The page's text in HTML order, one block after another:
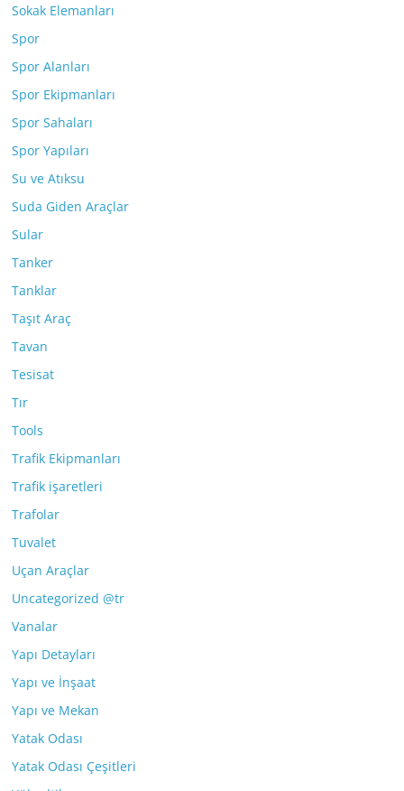
Sokak Elemanları
Spor
Spor Alanları
Spor Ekipmanları
Spor Sahaları
Spor Yapıları
Su ve Atıksu
Suda Giden Araçlar
Sular
Tanker
Tanklar
Taşıt Araç
Tavan
Tesisat
Tır
Tools
Trafik Ekipmanları
Trafik işaretleri
Trafolar
Tuvalet
Uçan Araçlar
Uncategorized @tr
Vanalar
Yapı Detayları
Yapı ve İnşaat
Yapı ve Mekan
Yatak Odası
Yatak Odası Çeşitleri